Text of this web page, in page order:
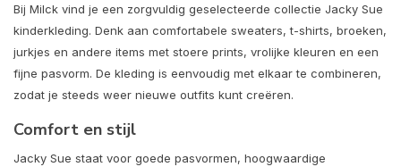
Bij Milck vind je een zorgvuldig geselecteerde collectie Jacky Sue
kinderkleding. Denk aan comfortabele sweaters, t-shirts, broeken,
jurkjes en andere items met stoere prints, vrolijke kleuren en een
fijne pasvorm. De kleding is eenvoudig met elkaar te combineren,
zodat je steeds weer nieuwe outfits kunt creëren.
Comfort en stijl
Jacky Sue staat voor goede pasvormen, hoogwaardige